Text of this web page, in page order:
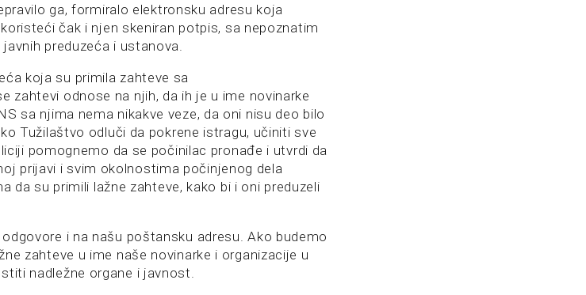
ga, formiralo elektronsku adresu koja
čak i njen skeniran potpis, sa nepoznatim
preduzeća i ustanova.
koja su primila zahteve sa
zahtevi odnose na njih, da ih je u ime novinarke
sa njima nema nikakve veze, da oni nisu deo bilo
Tužilaštvo odluči da pokrene istragu, učiniti sve
pomognemo da se počinilac pronađe i utvrdi da
prijavi i svim okolnostima počinjenog dela
da su primili lažne zahteve, kako bi i oni preduzeli
i na našu poštansku adresu. Ako budemo
zahteve u ime naše novinarke i organizacije u
nadležne organe i javnost.